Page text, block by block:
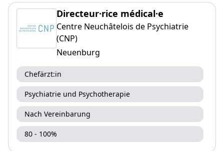
Directeur·rice médical·e
Centre Neuchâtelois de Psychiatrie
(CNP)
Neuenburg
Chefärzt:in
Psychiatrie und Psychotherapie
Nach Vereinbarung
80 - 100%